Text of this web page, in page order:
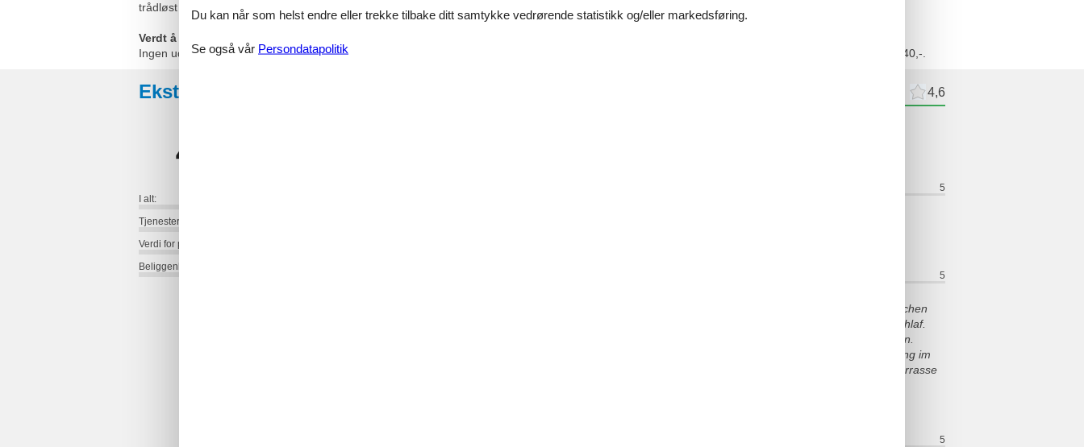
trådløst internett til rådighet.
Verdt å vite
Ingen udlejning til ungdomsgrupper, hvor alle er 15-25 år. Rygning ikke tilladt. Ved overtrædelse af forbuddet opkræves et gebyr på minimum NOK 3.540,-.
Eksterne anmeldelser 4,6
4,6
I alt:
Tjenester på stedet:
Verdi for pengene:
Beliggenhet:
5
5
Ein gemütliches Ferienhaus in einer schönen Umgebung! Die Küche ist mit vielen praktischen
Utensilien ausgestattet. Das Doppelbett war sehr bequem und ermöglichte einen guten Schlaf.
Die Holzterrasse bietet viele schöne Plätze um die verschiedenen Tageszeiten zu genießen.
Besonders der durch die Glaswand geschützte Außen-Essbereich war toll. Eine Verdunklung im
Schlafzimmer wäre gut, damit es dort im Hochsommer kühl bleibt. Ein Holzstuhl auf der Terrasse
5
Du kan når som helst endre eller trekke tilbake ditt samtykke vedrørende statistikk og/eller markedsføring.
Se også vår Persondatapolitik